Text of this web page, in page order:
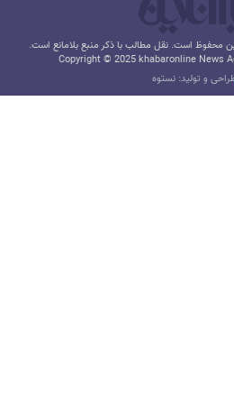
محفوظ است. نقل مطالب با ذکر منبع بلامانع است.
Copyright © 2025 khabaronline News
و تولید: نستوه